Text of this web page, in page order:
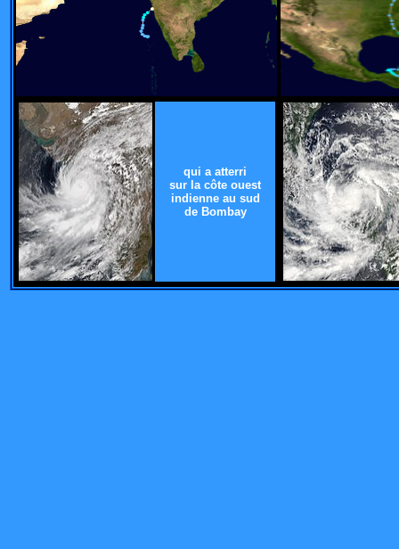
qui a atterri
sur la côte ouest
indienne au sud
de Bombay